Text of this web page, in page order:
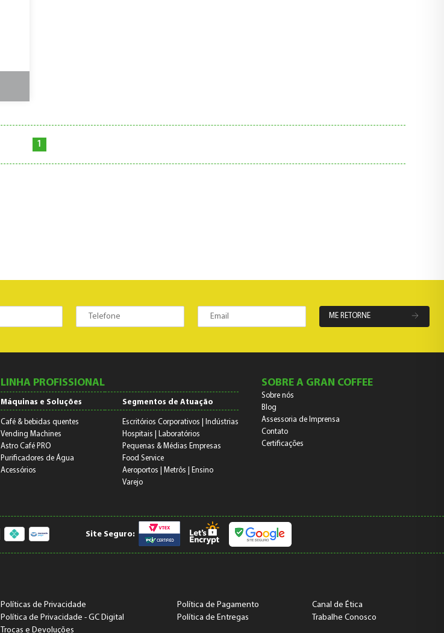
1
ME RETORNE
LINHA PROFISSIONAL
Máquinas e Soluções
Café & bebidas quentes
Vending Machines
Astro Café PRO
Purificadores de Água
Acessórios
Segmentos de Atuação
Escritórios Corporativos | Indústrias
Hospitais | Laboratórios
Pequenas & Médias Empresas
Food Service
Aeroportos | Metrôs | Ensino
Varejo
SOBRE A GRAN COFFEE
Sobre nós
Blog
Assessoria de Imprensa
Contato
Certificações
Site Seguro:
Políticas de Privacidade
Política de Privacidade - GC Digital
Trocas e Devoluções
Política de Pagamento
Política de Entregas
Canal de Ética
Trabalhe Conosco